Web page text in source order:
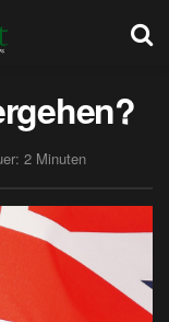
2 Minuten